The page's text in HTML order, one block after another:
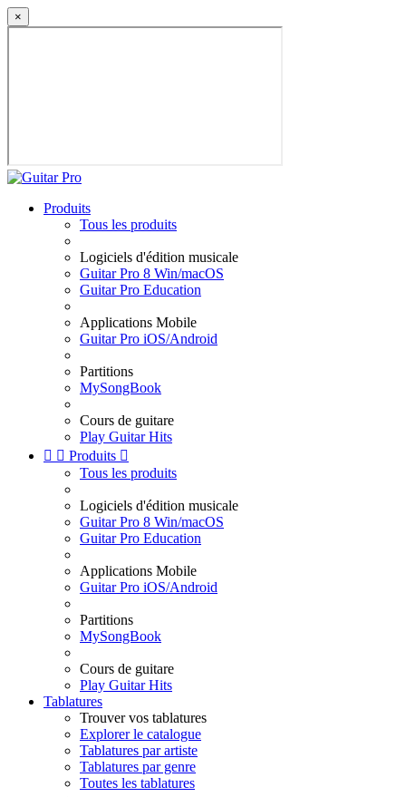
×
Produits
Tous les produits
Logiciels d'édition musicale
Guitar Pro 8 Win/macOS
Guitar Pro Education
Applications Mobile
Guitar Pro iOS/Android
Partitions
MySongBook
Cours de guitare
Play Guitar Hits
  Produits 
Tous les produits
Logiciels d'édition musicale
Guitar Pro 8 Win/macOS
Guitar Pro Education
Applications Mobile
Guitar Pro iOS/Android
Partitions
MySongBook
Cours de guitare
Play Guitar Hits
Tablatures
Trouver vos tablatures
Explorer le catalogue
Tablatures par artiste
Tablatures par genre
Toutes les tablatures